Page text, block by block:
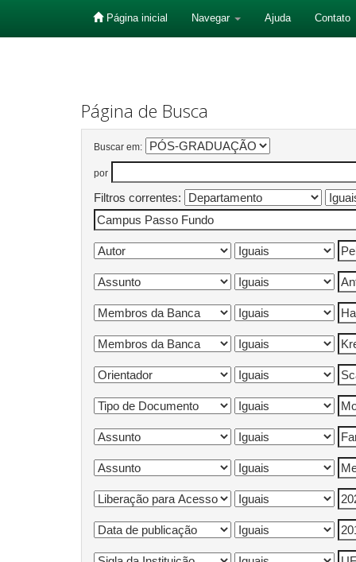
Página inicial Navegar Ajuda Contato
Página de Busca
Buscar em:
por
Filtros correntes: